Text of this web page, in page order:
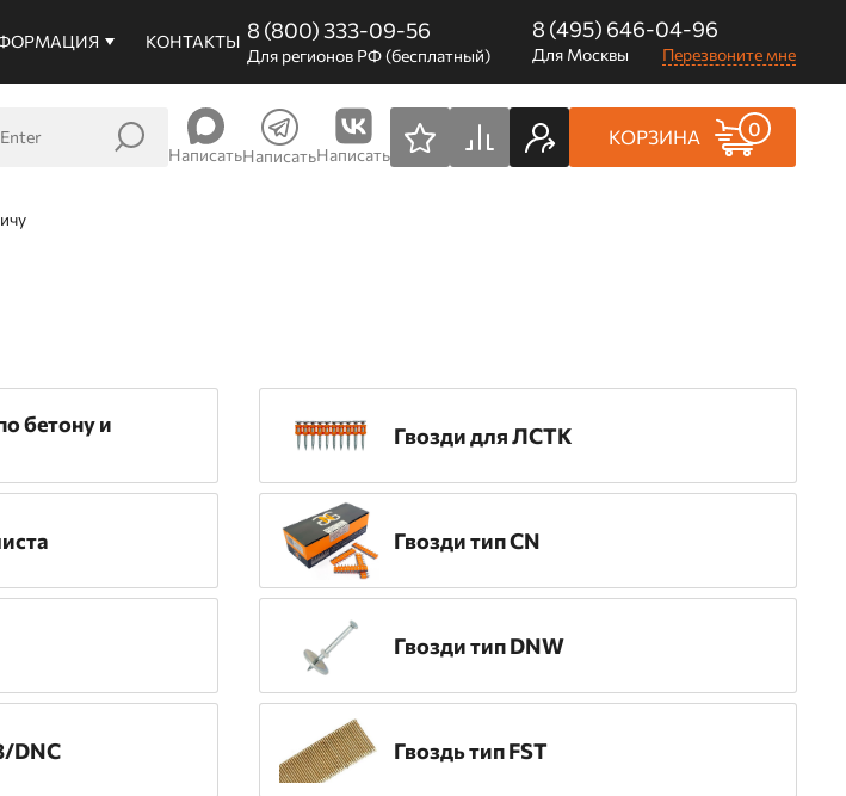
КОНТАКТЫ 8 (800) 333-09-56
Для регионов РФ (бесплатный)
8 (495) 646-04-96
Для Москвы Перезвоните мне
НаписатьНаписатьНаписать
КОРЗИНА 0
бетону и
Гвозди для ЛСТК
Гвозди тип CN
Гвозди тип DNW
DNC Гвоздь тип FST